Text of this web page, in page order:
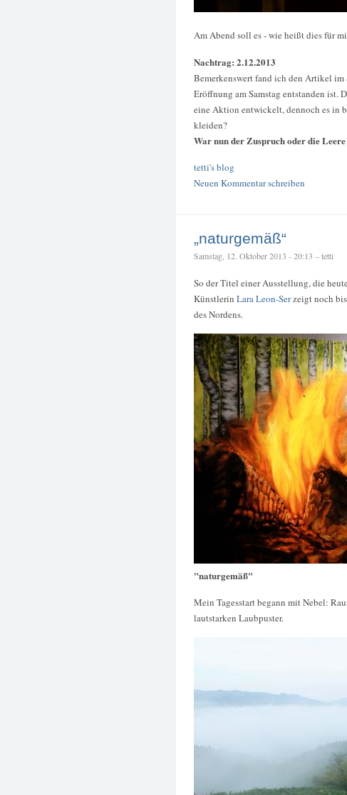
Am Abend soll es - wie heißt dies für
Nachtrag: 2.12.2013
Bemerkenswert fand ich den Artikel
Eröffnung am Samstag entstanden ist.
eine Aktion entwickelt, dennoch es in
kleiden?
War nun der Zuspruch oder die
tetti's blog
Neuen Kommentar schreiben
„naturgemäß“
Samstag, 12. Oktober 2013 - 20:13 – tetti
So der Titel einer Ausstellung, die
Künstlerin Lara Leon-Serzeigt noch
des Nordens.
"naturgemäß"
Mein Tagesstart begann mit Nebel:
lautstarken Laubpuster.